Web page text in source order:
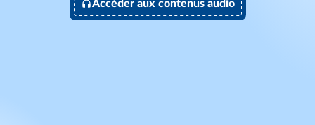
Accéder aux contenus audio